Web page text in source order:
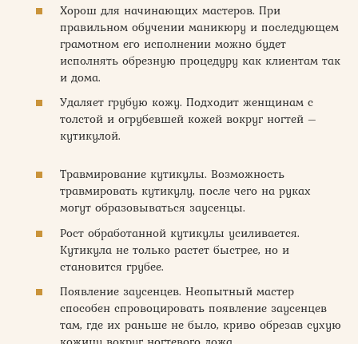
Хорош для начинающих мастеров. При
правильном обучении маникюру и последующем
грамотном его исполнении можно будет
исполнять обрезную процедуру как клиентам так
и дома.
Удаляет грубую кожу. Подходит женщинам с
толстой и огрубевшей кожей вокруг ногтей –
кутикулой.
Травмирование кутикулы. Возможность
травмировать кутикулу, после чего на руках
могут образовываться заусенцы.
Рост обработанной кутикулы усиливается.
Кутикула не только растет быстрее, но и
становится грубее.
Появление заусенцев. Неопытный мастер
способен спровоцировать появление заусенцев
там, где их раньше не было, криво обрезав сухую